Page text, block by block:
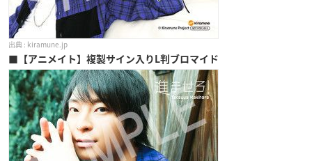
kiramune.jp
■【アニメイト】複製サイン入りL判ブロマイド